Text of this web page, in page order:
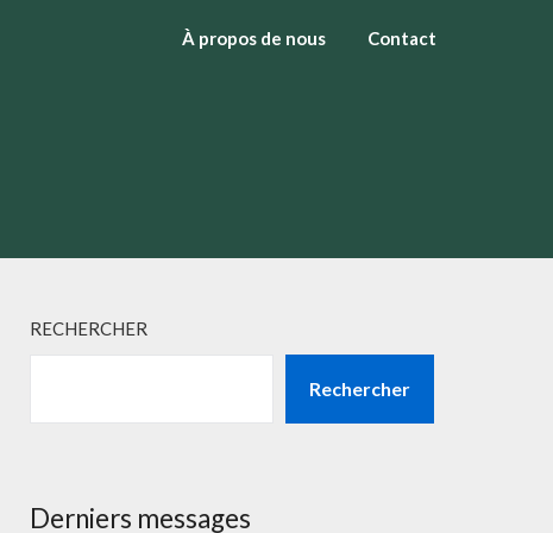
À propos de nous Contact
RECHERCHER
Rechercher
Derniers messages